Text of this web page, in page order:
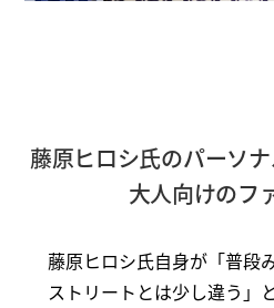
藤原ヒロシ氏のパーソ
大人向けのフ
藤原ヒロシ氏自身が「普段
ストリートとは少し違う」